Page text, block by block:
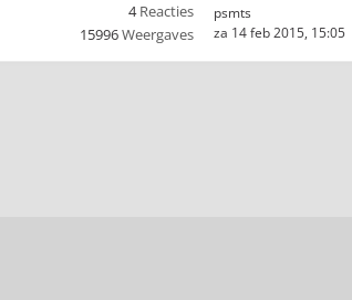
4Reacties
15996Weergaves
psmts
za 14 feb 2015, 15:05